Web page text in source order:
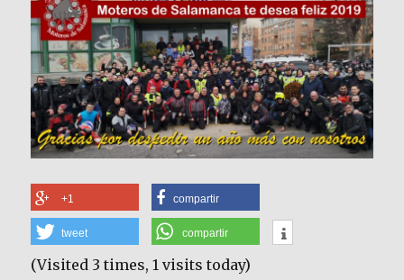
+1 compartir
tweet compartir
(Visited 3 times, 1 visits today)